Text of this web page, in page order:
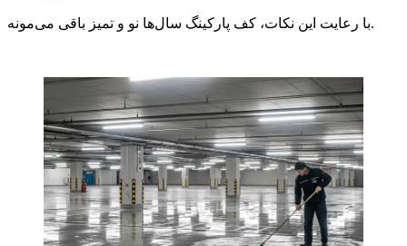
با رعایت این نکات، کف پارکینگ سال‌ها نو و تمیز باقی می‌مونه.